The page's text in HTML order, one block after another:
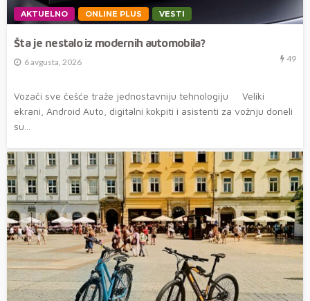
AKTUELNO ONLINE PLUS VESTI
Šta je nestalo iz modernih automobila?
6 avgusta, 2026 49
Vozači sve češće traže jednostavniju tehnologiju Veliki
ekrani, Android Auto, digitalni kokpiti i asistenti za vožnju doneli
su...